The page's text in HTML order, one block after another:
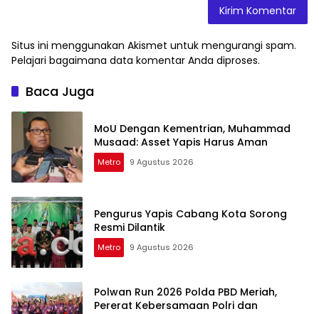
Situs ini menggunakan Akismet untuk mengurangi spam.
Pelajari bagaimana data komentar Anda diproses.
Baca Juga
MoU Dengan Kementrian, Muhammad
Musaad: Asset Yapis Harus Aman
Metro 9 Agustus 2026
Pengurus Yapis Cabang Kota Sorong
Resmi Dilantik
Metro 9 Agustus 2026
Polwan Run 2026 Polda PBD Meriah,
Pererat Kebersamaan Polri dan